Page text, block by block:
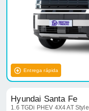
Entrega rápida
Hyundai Santa Fe
1.6 TGDi PHEV 4X4 AT Style